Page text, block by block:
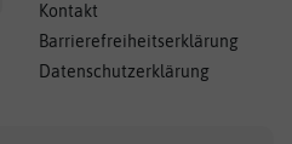
Kontakt
Barrierefreiheitserklärung
Datenschutzerklärung